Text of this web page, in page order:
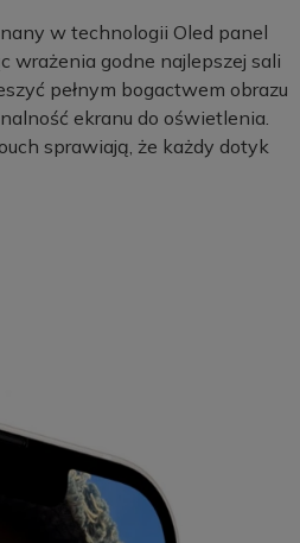
w technologii Oled panel
wrażenia godne najlepszej sali
pełnym bogactwem obrazu
ekranu do oświetlenia.
sprawiają, że każdy dotyk